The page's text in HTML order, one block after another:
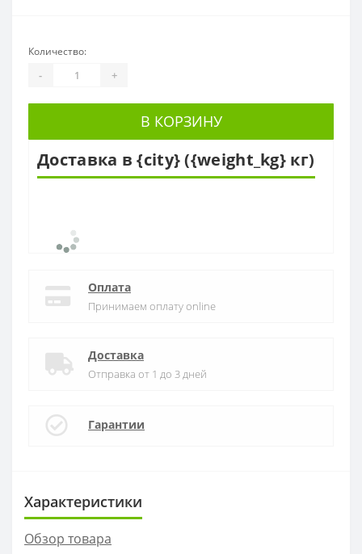
Количество:
- +
В КОРЗИНУ
Доставка в {city} ({weight_kg} кг)
Оплата
Принимаем оплату online
Доставка
Отправка от 1 до 3 дней
Гарантии
Характеристики
Обзор товара